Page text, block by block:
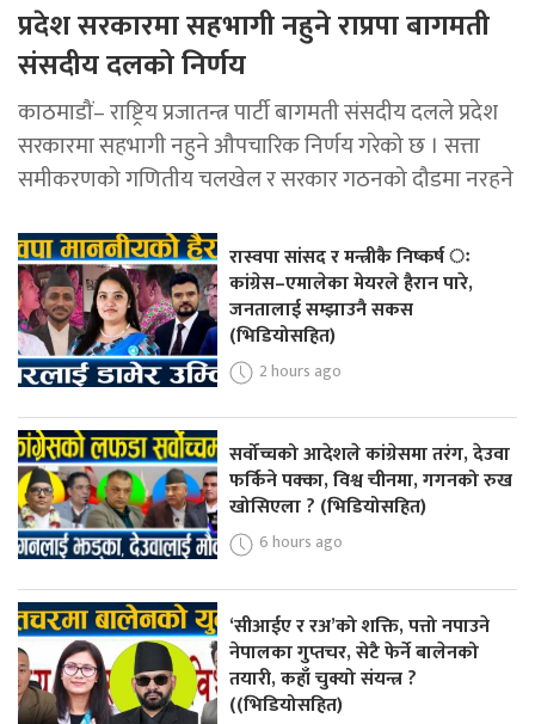
प्रदेश सरकारमा सहभागी नहुने राप्रपा बागमती
संसदीय दलको निर्णय
काठमाडौं– राष्ट्रिय प्रजातन्त्र पार्टी बागमती संसदीय दलले प्रदेश
सरकारमा सहभागी नहुने औपचारिक निर्णय गरेको छ । सत्ता
समीकरणको गणितीय चलखेल र सरकार गठनको दौडमा नरहने
रास्वपा सांसद र मन्त्रीकै निष्कर्ष ः
कांग्रेस–एमालेका मेयरले हैरान पारे,
जनतालाई सम्झाउनै सकस
(भिडियोसहित)
2 hours ago
सर्वोच्चको आदेशले कांग्रेसमा तरंग, देउवा
फर्किने पक्का, विश्व चीनमा, गगनको रुख
खोसिएला ? (भिडियोसहित)
6 hours ago
‘सीआईए र रअ’को शक्ति, पत्तो नपाउने
नेपालका गुप्तचर, सेटै फेर्ने बालेनको
तयारी, कहाँ चुक्यो संयन्त्र ?
((भिडियोसहित)